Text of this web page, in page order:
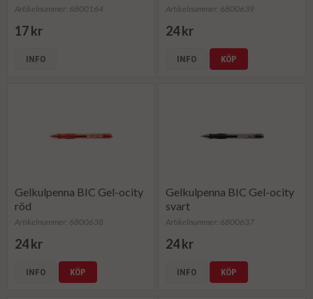
Artikelnummer: 6800164
17 kr
INFO
Artikelnummer: 6800639
24 kr
INFO KÖP
Gelkulpenna BIC Gel-ocity
röd
Artikelnummer: 6800638
24 kr
INFO KÖP
Gelkulpenna BIC Gel-ocity
svart
Artikelnummer: 6800637
24 kr
INFO KÖP